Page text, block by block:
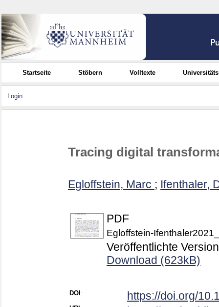
Startseite Stöbern Volltexte
Login
Tracing digital
Egloffstein, Marc ; Ifenthaler,
PDF
Egloffstein-
Veröffentlichte Version
Download (623kB)
DOI : https://doi.org/